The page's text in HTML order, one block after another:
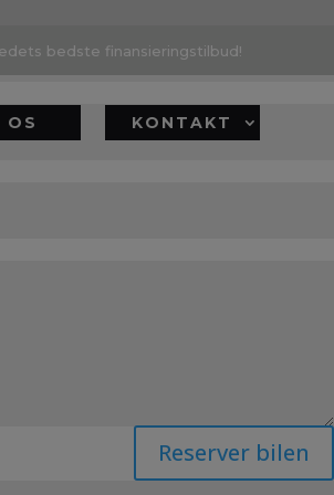
bedste finansieringstilbud!
OS KONTAKT
Reserver bilen